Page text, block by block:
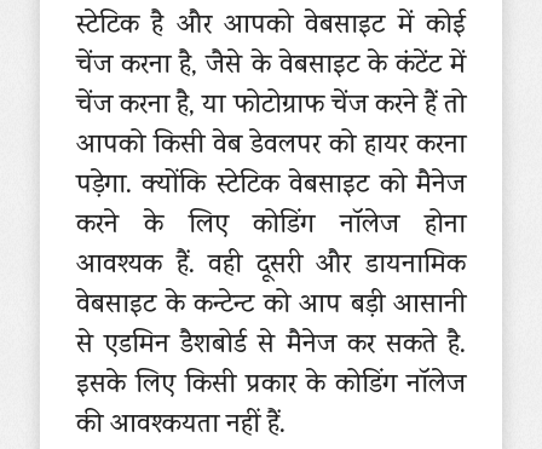
स्टेटिक है और आपको वेबसाइट में कोई
चेंज करना है, जैसे के वेबसाइट के कंटेंट में
चेंज करना है, या फोटोग्राफ चेंज करने हैं तो
आपको किसी वेब डेवलपर को हायर करना
पड़ेगा. क्योंकि स्टेटिक वेबसाइट को मैनेज
करने के लिए कोडिंग नॉलेज होना
आवश्यक हैं. वही दूसरी और डायनामिक
वेबसाइट के कन्टेन्ट को आप बड़ी आसानी
से एडमिन डैशबोर्ड से मैनेज कर सकते है.
इसके लिए किसी प्रकार के कोडिंग नॉलेज
की आवश्कयता नहीं हैं.